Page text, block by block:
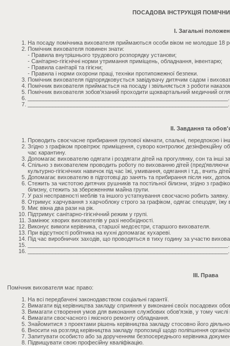
ПОСАДОВА ІНСТРУКЦІЯ
I. Загальні
На посаду помічника вихователя приймаються особи віком не молодше 18
Помічник вихователя повинен знати:
- Правила внутрішнього трудового розпорядку установи;
- Санітарно-гігієнічні норми утримання приміщень, обладнання, інвентарю;
- Правила санітарії та гігієни;
- Правила і норми охорони праці, техніки протипожежної безпеки.
Помічник вихователя підпорядковується завідувачу дитячим садом і
Помічник вихователя приймається на посаду і звільняється з роботи
Помічник вихователя зобов'язаний проходити щоквартальний медичний
II. Завдання та
Проводить своєчасне прибирання групової кімнати, спальні, передпокою і
Згідно з графіком провітрює приміщення, суворо контролює дезінфекційну
час карантину.
Допомагає вихователю одягати і роздягати дітей на прогулянку, сон та інші
Спільно з вихователем проводить роботу по вихованню дітей
культурно-гігієнічних навичок під час їжі, умивання, одягання і т.д., вчить
Допомагає вихователю в підготовці до занять та прибирання після них,
Стежить за чистотою дитячих рушників та постільної білизни, згідно з
білизну, стежить за збереженням майна групи.
У разі несправності меблів та іншого устаткування своєчасно робить заявку.
Отримує харчування з харчоблоку строго за графіком, одягає спецодяг, їжу
Миє вікна два рази на рік.
Підтримує санітарно-гігієнічний режим у групі.
Замінює хворих вихователів у разі необхідності.
Виконує вимоги керівника, старшої медсестри, старшого вихователя.
При відсутності робітника на кухні допомагає кухареві.
Під час виробничих заходів, що проводяться в тиху годину за участю
III. Права
Помічник вихователя має право:
На всі передбачені законодавством соціальні гарантії.
Вимагати від керівництва закладу сприяння у виконанні своїх посадових
Вимагати створення умов для виконання службових обов'язків, у тому
Вимагати своєчасного і якісного ремонту обладнання.
Знайомитися з проектами рішень керівництва закладу стосовно його
Вносити на розгляд керівництва закладу пропозиції щодо поліпшення
Запитувати особисто або за дорученням безпосереднього керівника
Підвищувати свою професійну кваліфікацію.